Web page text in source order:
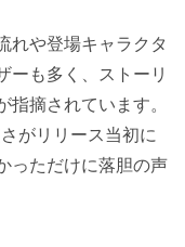
れや登場キャラクタ
ーも多く、ストーリ
摘されています。
がリリース当初に
っただけに落胆の声